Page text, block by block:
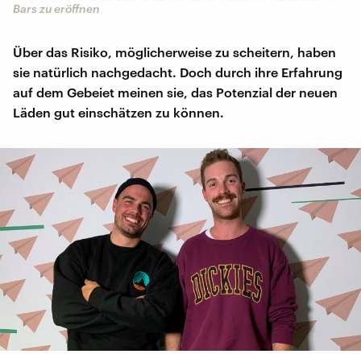
Bars zu eröffnen
Über das Risiko, möglicherweise zu scheitern, haben
sie natürlich nachgedacht. Doch durch ihre Erfahrung
auf dem Gebeiet meinen sie, das Potenzial der neuen
Läden gut einschätzen zu können.